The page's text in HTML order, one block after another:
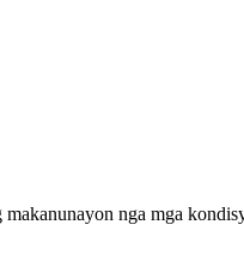
nga mga